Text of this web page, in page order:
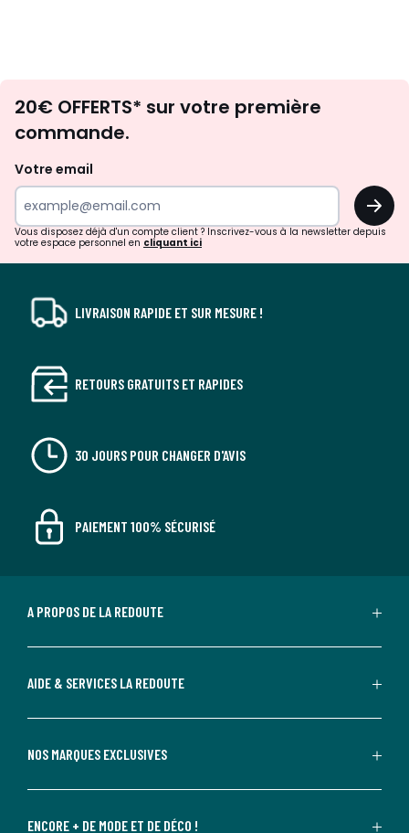
d'inspirations
surprises?
20€ OFFERTS* sur votre première
commande.
Votre email
OK
Vous disposez déjà d'un compte client ? Inscrivez-vous à la newsletter depuis
votre espace personnel en cliquant ici
LIVRAISON RAPIDE ET SUR MESURE !
RETOURS GRATUITS ET RAPIDES
30 JOURS POUR CHANGER D'AVIS
PAIEMENT 100% SÉCURISÉ
A PROPOS DE LA REDOUTE
AIDE & SERVICES LA REDOUTE
NOS MARQUES EXCLUSIVES
ENCORE + DE MODE ET DE DÉCO !